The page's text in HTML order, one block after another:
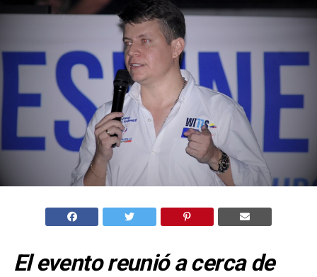
El evento reunió a cerca de